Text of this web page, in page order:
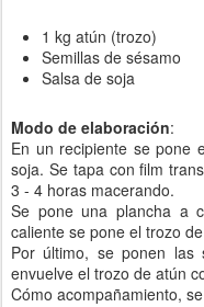
1 kg atún (trozo)
Semillas de sésamo
Salsa de soja
Modo de elaboración:
En un recipiente se pone
soja. Se tapa con film
3 - 4 horas macerando.
Se pone una plancha a
caliente se pone el trozo
Por último, se ponen
envuelve el trozo de atún
Cómo acompañamiento,